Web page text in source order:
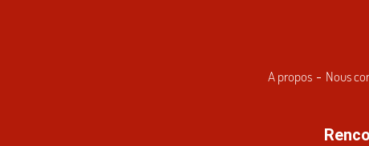
A propos Nous